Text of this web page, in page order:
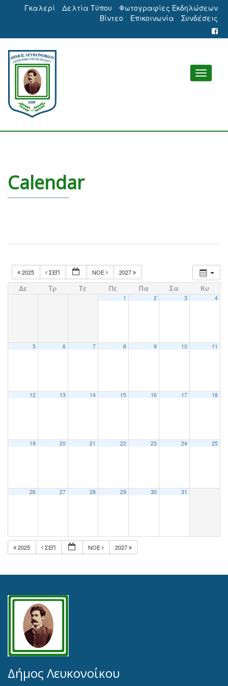
Γκαλερί Δελτία Τύπου
Φωτογραφίες Εκδηλώσεων
Βίντεο
Επικοινωνία Συνδέσεις
Calendar
2025 ΣΕΠ ΝΟΈ 2027
Δε Τρ Τε Πε Πα Σα Κυ
1 2 3 4
5 6 7 8 9 10 11
12 13 14 15 16 17 18
19 20 21 22 23 24 25
26 27 28 29 30 31
2025 ΣΕΠ ΝΟΈ 2027
Δήμος Λευκονοίκου